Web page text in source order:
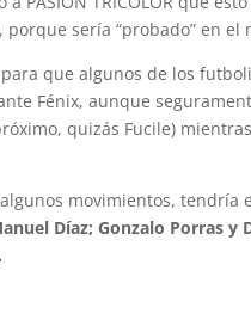
sería “probado” en
que algunos de los
Fénix, aunque
quizás Fucile)
movimientos, tendría
Díaz; Gonzalo Porras